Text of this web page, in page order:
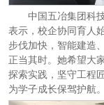
中国五冶集团科
表示，校企协同育人
步伐加快，智能建造
正当其时。她希望大
探索实践，坚守工程
为学子成长保驾护航。